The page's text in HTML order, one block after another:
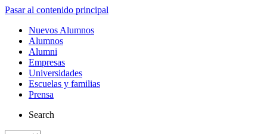
Pasar al contenido principal
Nuevos Alumnos
Alumnos
Alumni
Empresas
Universidades
Escuelas y familias
Prensa
Search